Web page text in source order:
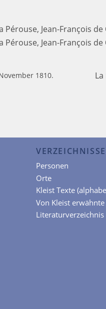
Pérouse, Jean-François
Pérouse, Jean-François
1810. La
VERZEICHNISSE
Personen
Orte
Kleist Texte
Von Kleist
Literaturverzeichnis